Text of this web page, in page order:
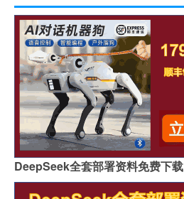
DeepSeek全套部署资料免费下载